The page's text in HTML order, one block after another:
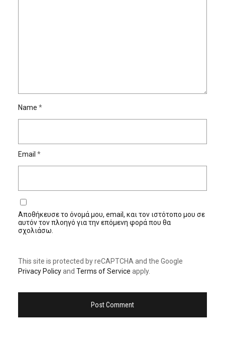
Name *
Email *
Αποθήκευσε το όνομά μου, email, και τον ιστότοπο μου σε
αυτόν τον πλοηγό για την επόμενη φορά που θα
σχολιάσω.
This site is protected by reCAPTCHA and the Google
Privacy Policyand Terms of Service apply.